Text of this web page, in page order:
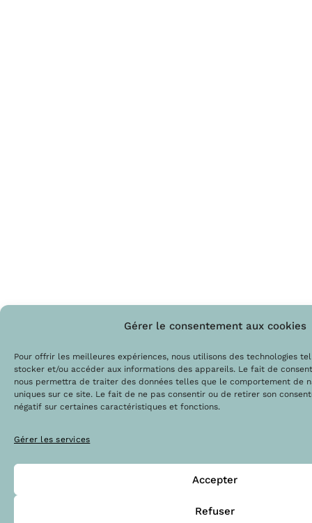
Gérer le consentement aux cookies
Pour offrir les meilleures expériences, nous utilisons des technologies
stocker et/ou accéder aux informations des appareils. Le fait de
nous permettra de traiter des données telles que le comportement de
uniques sur ce site. Le fait de ne pas consentir ou de retirer son
négatif sur certaines caractéristiques et fonctions.
Gérer les services
Accepter
Refuser